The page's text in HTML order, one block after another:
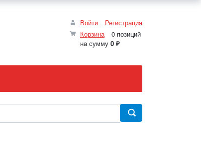
Войти
Регистрация
Корзина
0 позиций
на сумму 0 ₽